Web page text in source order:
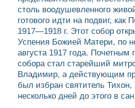
столь воодушевленного
готового идти на подвиг, как
1917—1918 г. Этот собор
Успения Божией Матери, по
августа 1917 года. Почетным
собора стал старейший
Владимир, а действующим
был избран святитель
несколько дней до этого в